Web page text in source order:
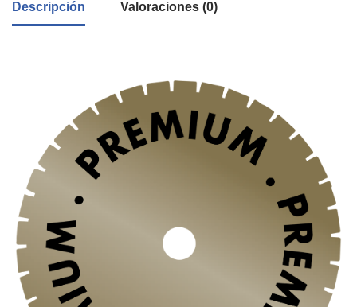
Descripción Valoraciones (0)